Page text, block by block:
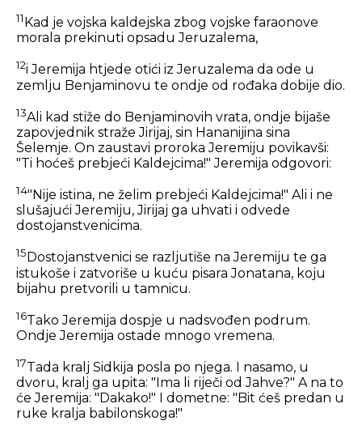
11 Kad je vojska kaldejska zbog vojske faraonove
morala prekinuti opsadu Jeruzalema,
12i Jeremija htjede otići iz Jeruzalema da ode u
zemlju Benjaminovu te ondje od rođaka dobije dio.
13Ali kad stiže do Benjaminovih vrata, ondje bijaše
zapovjednik straže Jirijaj, sin Hananijina sina
Šelemje. On zaustavi proroka Jeremiju povikavši:
"Ti hoćeš prebjeći Kaldejcima!" Jeremija odgovori:
14"Nije istina, ne želim prebjeći Kaldejcima!" Ali i ne
slušajući Jeremiju, Jirijaj ga uhvati i odvede
dostojanstvenicima.
15 Dostojanstvenici se razljutiše na Jeremiju te ga
istukoše i zatvoriše u kuću pisara Jonatana, koju
bijahu pretvorili u tamnicu.
16Tako Jeremija dospje u nadsvođen podrum.
Ondje Jeremija ostade mnogo vremena.
17Tada kralj Sidkija posla po njega. I nasamo, u
dvoru, kralj ga upita: "Ima li riječi od Jahve?" A na to
će Jeremija: "Dakako!" I dometne: "Bit ćeš predan u
ruke kralja babilonskoga!"